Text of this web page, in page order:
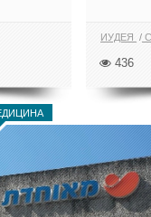
ИУДЕЯ
436